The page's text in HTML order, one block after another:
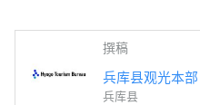
撰稿
兵库县观光本部
兵库县